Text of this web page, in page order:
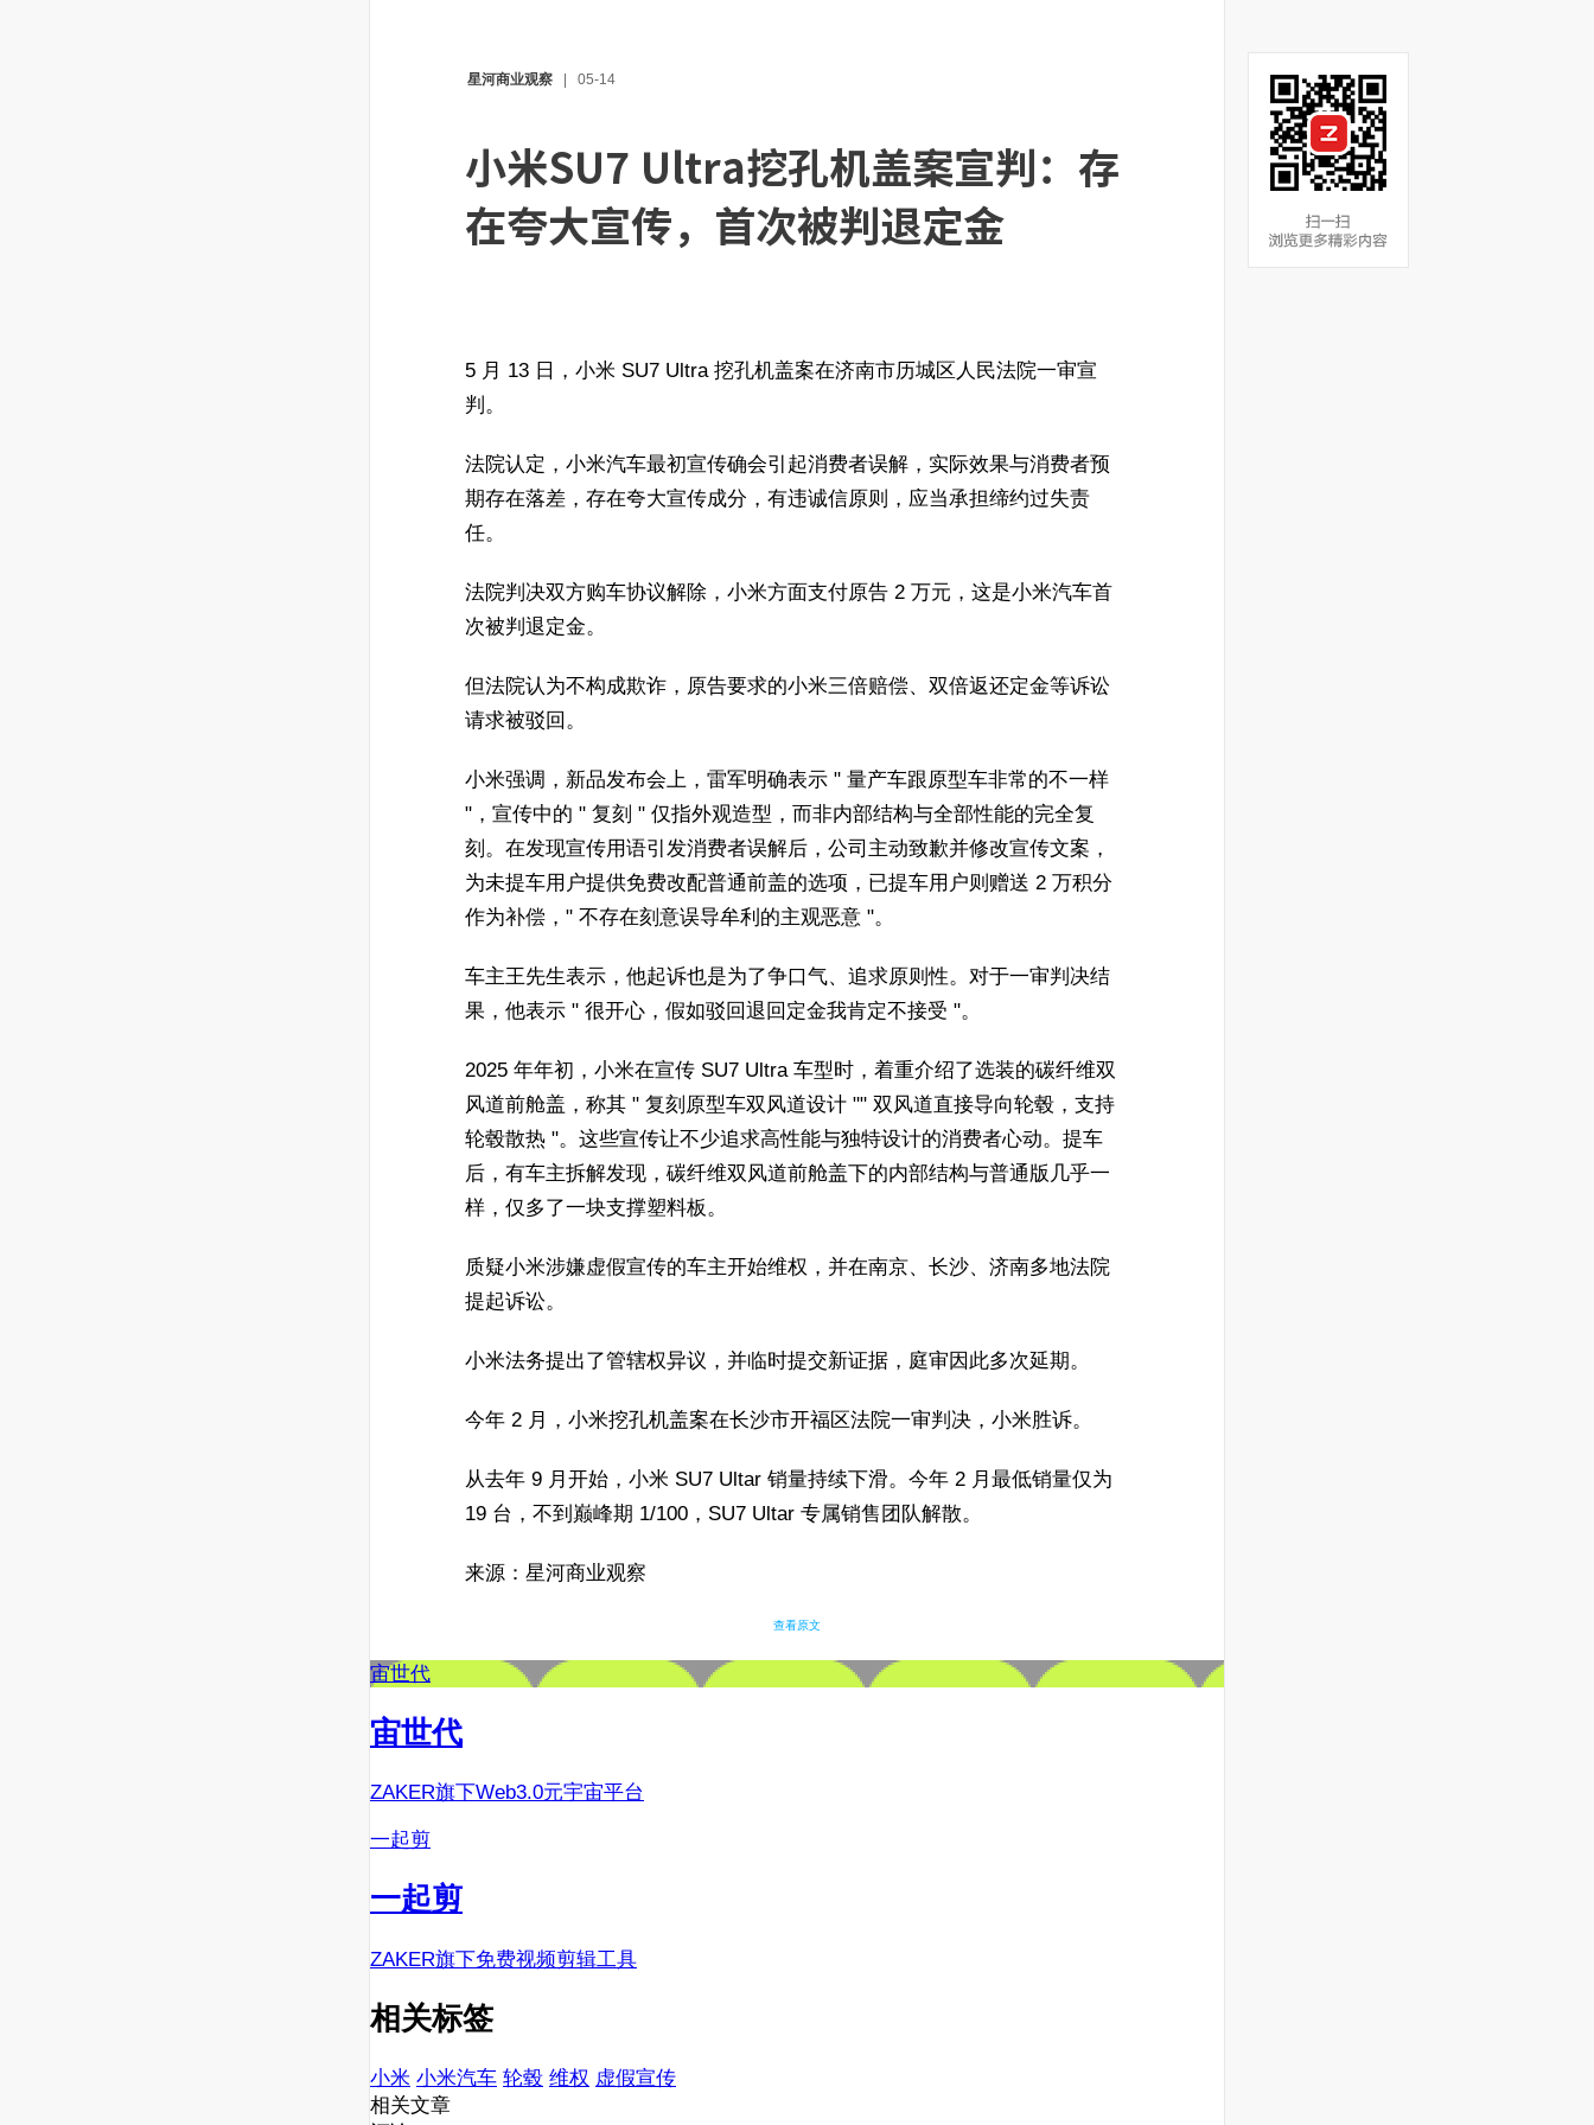
星河商业观察 05-14
小米SU7 Ultra挖孔机盖案宣判：存
在夸大宣传，首次被判退定金
5 月 13 日，小米 SU7 Ultra 挖孔机盖案在济南市历城区人民法院一审宣
判。
法院认定，小米汽车最初宣传确会引起消费者误解，实际效果与消费者预
期存在落差，存在夸大宣传成分，有违诚信原则，应当承担缔约过失责
任。
法院判决双方购车协议解除，小米方面支付原告 2 万元，这是小米汽车首
次被判退定金。
但法院认为不构成欺诈，原告要求的小米三倍赔偿、双倍返还定金等诉讼
请求被驳回。
小米强调，新品发布会上，雷军明确表示 " 量产车跟原型车非常的不一样
"，宣传中的 " 复刻 " 仅指外观造型，而非内部结构与全部性能的完全复
刻。在发现宣传用语引发消费者误解后，公司主动致歉并修改宣传文案，
为未提车用户提供免费改配普通前盖的选项，已提车用户则赠送 2 万积分
作为补偿，" 不存在刻意误导牟利的主观恶意 "。
车主王先生表示，他起诉也是为了争口气、追求原则性。对于一审判决结
果，他表示 " 很开心，假如驳回退回定金我肯定不接受 "。
2025 年年初，小米在宣传 SU7 Ultra 车型时，着重介绍了选装的碳纤维双
风道前舱盖，称其 " 复刻原型车双风道设计 "" 双风道直接导向轮毂，支持
轮毂散热 "。这些宣传让不少追求高性能与独特设计的消费者心动。提车
后，有车主拆解发现，碳纤维双风道前舱盖下的内部结构与普通版几乎一
样，仅多了一块支撑塑料板。
质疑小米涉嫌虚假宣传的车主开始维权，并在南京、长沙、济南多地法院
提起诉讼。
小米法务提出了管辖权异议，并临时提交新证据，庭审因此多次延期。
今年 2 月，小米挖孔机盖案在长沙市开福区法院一审判决，小米胜诉。
从去年 9 月开始，小米 SU7 Ultar 销量持续下滑。今年 2 月最低销量仅为
19 台，不到巅峰期 1/100，SU7 Ultar 专属销售团队解散。
来源：星河商业观察
查看原文
宙世代
宙世代
ZAKER旗下Web3.0元宇宙平台
一起剪
一起剪
ZAKER旗下免费视频剪辑工具
相关标签
小米 小米汽车 轮毂 维权 虚假宣传
相关文章